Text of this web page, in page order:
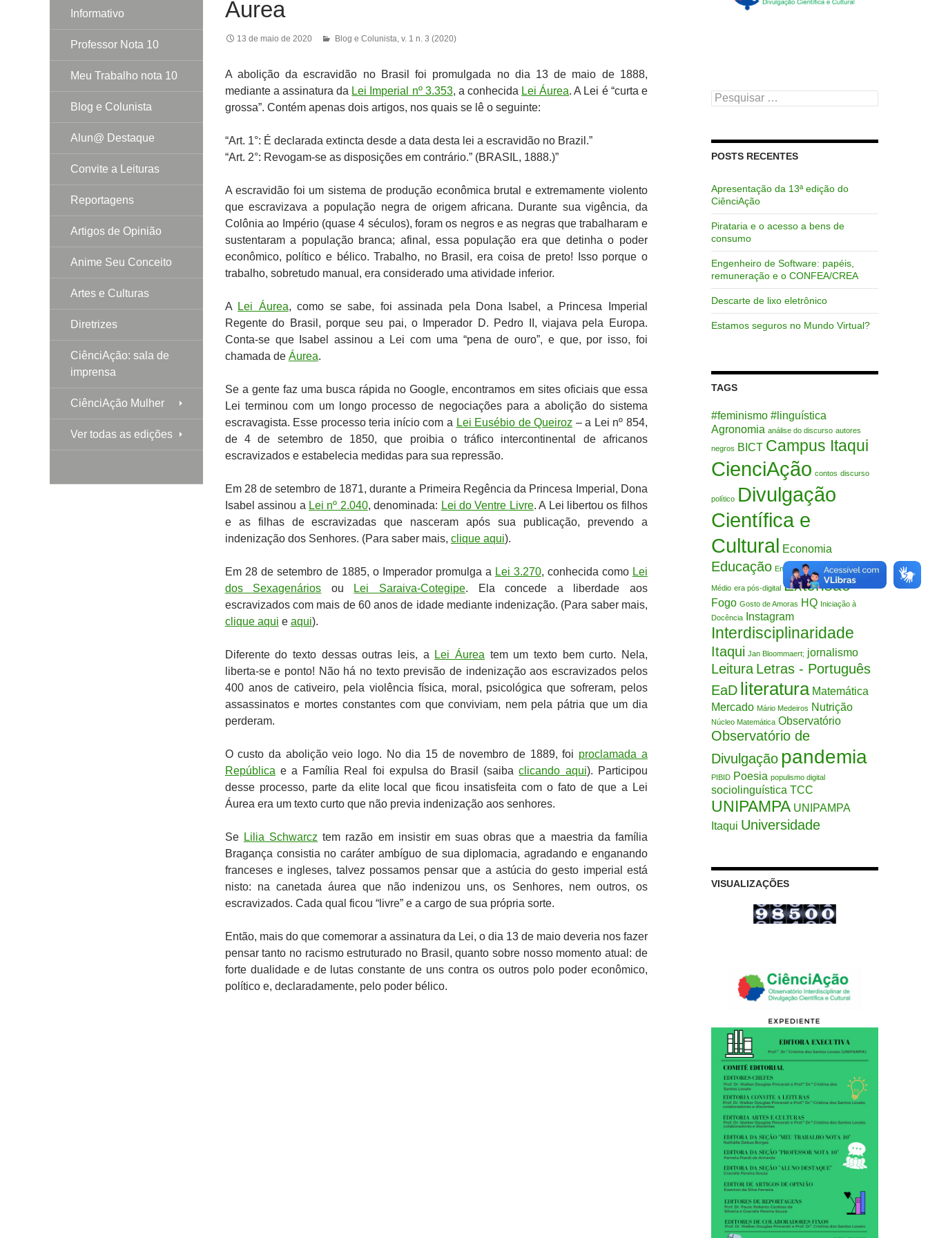
Áurea
13 de maio de 2020 Blog e Colunista v. 1 n. 3 (2020)
A abolição da escravidão no Brasil foi promulgada no dia 13 de maio de 1888,
mediante a assinatura da Lei Imperial nº 3.353, a conhecida Lei Áurea. A Lei é “curta e
grossa”. Contém apenas dois artigos, nos quais se lê o seguinte:
“Art. 1°: É declarada extincta desde a data desta lei a escravidão no Brazil.”
“Art. 2°: Revogam-se as disposições em contrário.” (BRASIL, 1888.)”
A escravidão foi um sistema de produção econômica brutal e extremamente violento
que escravizava a população negra de origem africana. Durante sua vigência, da
Colônia ao Império (quase 4 séculos), foram os negros e as negras que trabalharam e
sustentaram a população branca; afinal, essa população era que detinha o poder
econômico, político e bélico. Trabalho, no Brasil, era coisa de preto! Isso porque o
trabalho, sobretudo manual, era considerado uma atividade inferior.
A Lei Áurea, como se sabe, foi assinada pela Dona Isabel, a Princesa Imperial
Regente do Brasil, porque seu pai, o Imperador D. Pedro II, viajava pela Europa.
Conta-se que Isabel assinou a Lei com uma “pena de ouro”, e que, por isso, foi
chamada de Áurea.
Se a gente faz uma busca rápida no Google, encontramos em sites oficiais que essa
Lei terminou com um longo processo de negociações para a abolição do sistema
escravagista. Esse processo teria início com a Lei Eusébio de Queiroz – a Lei nº 854,
de 4 de setembro de 1850, que proibia o tráfico intercontinental de africanos
escravizados e estabelecia medidas para sua repressão.
Em 28 de setembro de 1871, durante a Primeira Regência da Princesa Imperial, Dona
Isabel assinou a Lei nº 2.040, denominada: Lei do Ventre Livre. A Lei libertou os filhos
e as filhas de escravizadas que nasceram após sua publicação, prevendo a
indenização dos Senhores. (Para saber mais, clique aqui).
Em 28 de setembro de 1885, o Imperador promulga a Lei 3.270, conhecida como Lei
dos Sexagenários ou Lei Saraiva-Cotegipe. Ela concede a liberdade aos
escravizados com mais de 60 anos de idade mediante indenização. (Para saber mais,
clique aqui e aqui).
Diferente do texto dessas outras leis, a Lei Áurea tem um texto bem curto. Nela,
liberta-se e ponto! Não há no texto previsão de indenização aos escravizados pelos
400 anos de cativeiro, pela violência física, moral, psicológica que sofreram, pelos
assassinatos e mortes constantes com que conviviam, nem pela pátria que um dia
perderam.
O custo da abolição veio logo. No dia 15 de novembro de 1889, foi proclamada a
República e a Família Real foi expulsa do Brasil (saibaclicando aqui). Participou
desse processo, parte da elite local que ficou insatisfeita com o fato de que a Lei
Áurea era um texto curto que não previa indenização aos senhores.
Se Lilia Schwarcz tem razão em insistir em suas obras que a maestria da família
Bragança consistia no caráter ambíguo de sua diplomacia, agradando e enganando
franceses e ingleses, talvez possamos pensar que a astúcia do gesto imperial está
nisto: na canetada áurea que não indenizou uns, os Senhores, nem outros, os
escravizados. Cada qual ficou “livre” e a cargo de sua própria sorte.
Então, mais do que comemorar a assinatura da Lei, o dia 13 de maio deveria nos fazer
pensar tanto no racismo estruturado no Brasil, quanto sobre nosso momento atual: de
forte dualidade e de lutas constante de uns contra os outros polo poder econômico,
político e, declaradamente, pelo poder bélico.
Pesquisar
por:
POSTS RECENTES
Apresentação da 13ª edição do
CiênciAção
Pirataria e o acesso a bens de
consumo
Engenheiro de Software: papéis,
remuneração e o CONFEA/CREA
Descarte de lixo eletrônico
Estamos seguros no Mundo Virtual?
TAGS
#feminismo #linguística
Agronomia análise do discurso autores
negros BICT Campus Itaqui
CienciAção contos discurso
político Divulgação
Científica e
Cultural Economia
Educação Ensino Fundamental Ensino
Médio era pós-digital Extensão
Fogo Gosto de Amoras HQ Iniciação à
Docência Instagram
Interdisciplinaridade
Itaqui Jan Bloommaert; jornalismo
Leitura Letras - Português
EaD literatura Matemática
Mercado Mário Medeiros Nutrição
Núcleo Matemática Observatório
Observatório de
Divulgação pandemia
PIBID Poesia populismo digital
sociolinguística TCC
UNIPAMPA UNIPAMPA
Itaqui Universidade
VISUALIZAÇÕES
Informativo
Professor Nota 10
Meu Trabalho nota 10
Blog e Colunista
Alun@ Destaque
Convite a Leituras
Reportagens
Artigos de Opinião
Anime Seu Conceito
Artes e Culturas
Diretrizes
CiênciAção: sala de
imprensa
CiênciAção Mulher
Ver todas as edições